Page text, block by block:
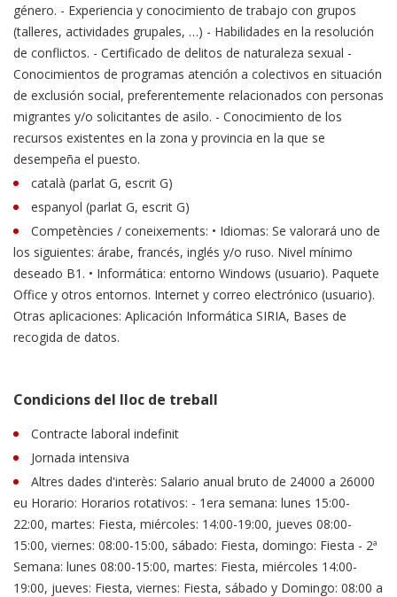
género. - Experiencia y conocimiento de trabajo con grupos
(talleres, actividades grupales, …) - Habilidades en la resolución
de conflictos. - Certificado de delitos de naturaleza sexual -
Conocimientos de programas atención a colectivos en situación
de exclusión social, preferentemente relacionados con personas
migrantes y/o solicitantes de asilo. - Conocimiento de los
recursos existentes en la zona y provincia en la que se
desempeña el puesto.
català (parlat G, escrit G)
espanyol (parlat G, escrit G)
Competències / coneixements: • Idiomas: Se valorará uno de
los siguientes: árabe, francés, inglés y/o ruso. Nivel mínimo
deseado B1. • Informática: entorno Windows (usuario). Paquete
Office y otros entornos. Internet y correo electrónico (usuario).
Otras aplicaciones: Aplicación Informática SIRIA, Bases de
recogida de datos.
Condicions del lloc de treball
Contracte laboral indefinit
Jornada intensiva
Altres dades d'interès: Salario anual bruto de 24000 a 26000
eu Horario: Horarios rotativos: - 1era semana: lunes 15:00-
22:00, martes: Fiesta, miércoles: 14:00-19:00, jueves 08:00-
15:00, viernes: 08:00-15:00, sábado: Fiesta, domingo: Fiesta - 2ª
Semana: lunes 08:00-15:00, martes: Fiesta, miércoles 14:00-
19:00, jueves: Fiesta, viernes: Fiesta, sábado y Domingo: 08:00 a